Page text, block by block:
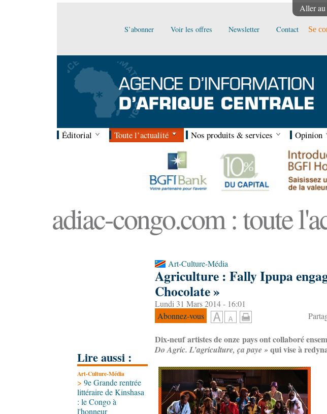
Aller
S’abonner Voir les offres Newsletter Contact Se
Éditorial Toute l’actualité Nos produits & services Opinion
adiac-congo.com : toute
Lire aussi :
Art-Culture-Média
> 9e Grande rentrée
littéraire de Kinshasa
: le Congo à
l'honneur
Art-Culture-Média
Agriculture : Fally Ipupa
Chocolate »
Lundi 31 Mars 2014 - 16:01
Abonnez-vous
Dix-neuf artistes de onze pays ont collaboré
Do Agric. L’agriculture, ça paye » qui vise à